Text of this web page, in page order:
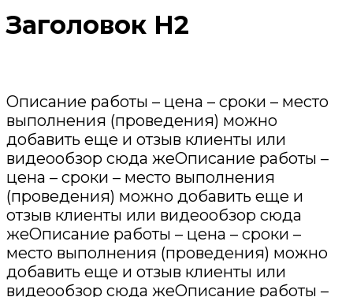
Заголовок Н2
Описание работы – цена – сроки – место
выполнения (проведения) можно
добавить еще и отзыв клиенты или
видеообзор сюда жеОписание работы –
цена – сроки – место выполнения
(проведения) можно добавить еще и
отзыв клиенты или видеообзор сюда
жеОписание работы – цена – сроки –
место выполнения (проведения) можно
добавить еще и отзыв клиенты или
видеообзор сюда жеОписание работы –